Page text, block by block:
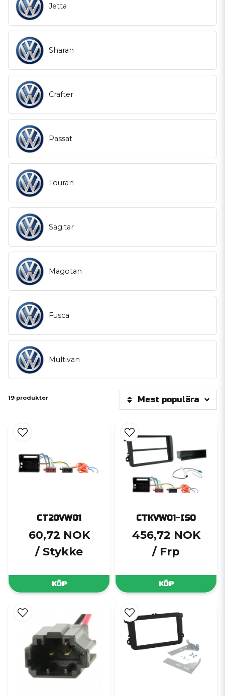
Jetta
Sharan
Crafter
Passat
Touran
Sagitar
Magotan
Fusca
Multivan
19 produkter Mest populära
CT20VW01
60,72 NOK
/ Stykke
KÖP
CTKVW01-ISO
456,72 NOK
/ Frp
KÖP